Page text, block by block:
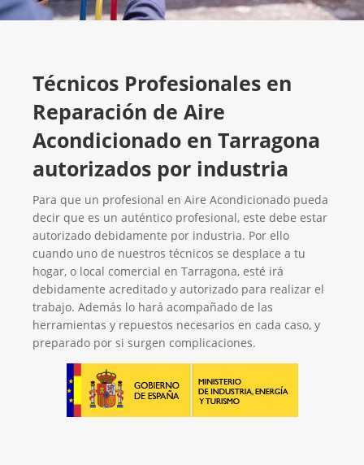
Técnicos Profesionales en
Reparación de Aire
Acondicionado en Tarragona
autorizados por industria
Para que un profesional en Aire Acondicionado pueda
decir que es un auténtico profesional, este debe estar
autorizado debidamente por industria. Por ello
cuando uno de nuestros técnicos se desplace a tu
hogar, o local comercial en Tarragona, esté irá
debidamente acreditado y autorizado para realizar el
trabajo. Además lo hará acompañado de las
herramientas y repuestos necesarios en cada caso, y
preparado por si surgen complicaciones.